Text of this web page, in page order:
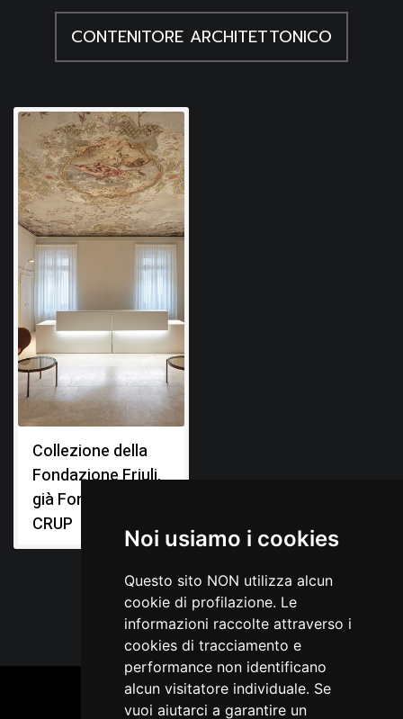
Noi usiamo i cookies
Questo sito NON utilizza alcun
cookie di profilazione. Le
informazioni raccolte attraverso i
cookies di tracciamento e
performance non identificano
alcun visitatore individuale. Se
vuoi aiutarci a garantire un
CONTENITORE ARCHITETTONICO
Collezione della
Fondazione Friuli,
già Fondazione
CRUP